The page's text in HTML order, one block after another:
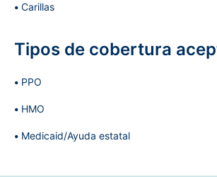
Carillas
Tipos de cobertura
PPO
HMO
Medicaid/Ayuda estatal